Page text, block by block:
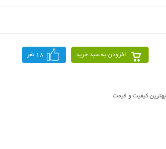
افزودن به سبد خرید 18 نفر
بهترین کیفیت و قیمت